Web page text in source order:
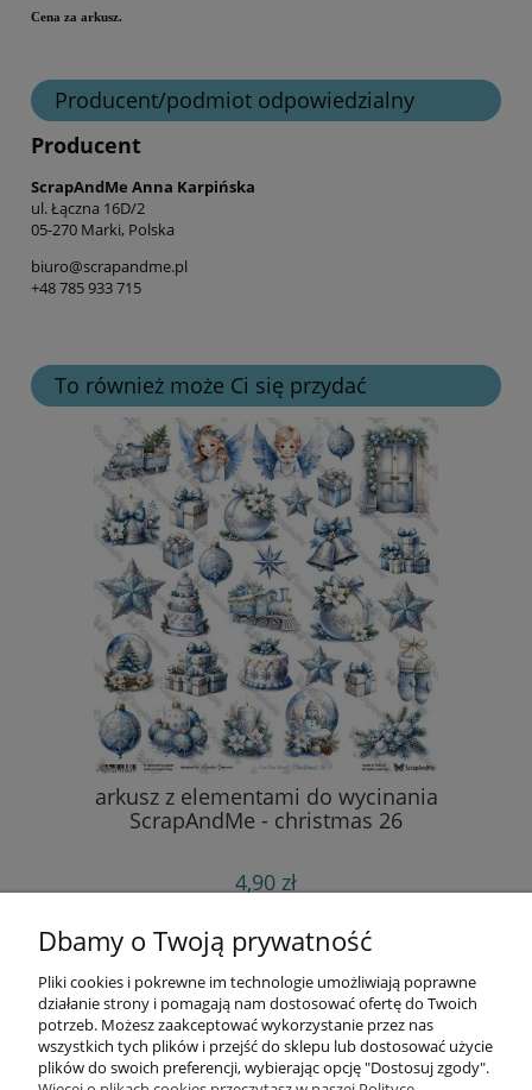
Cena za arkusz.
Producent/podmiot odpowiedzialny
Producent
ScrapAndMe Anna Karpińska
ul. Łączna 16D/2
05-270 Marki, Polska
biuro@scrapandme.pl
+48 785 933 715
To również może Ci się przydać
arkusz z elementami do wycinania
ScrapAndMe - christmas 26
4,90 zł
do koszyka
Informacje
Opłaty i koszty dostawy
Dbamy o Twoją prywatność
Pliki cookies i pokrewne im technologie umożliwiają poprawne
działanie strony i pomagają nam dostosować ofertę do Twoich
potrzeb. Możesz zaakceptować wykorzystanie przez nas
wszystkich tych plików i przejść do sklepu lub dostosować użycie
plików do swoich preferencji, wybierając opcję "Dostosuj zgody".